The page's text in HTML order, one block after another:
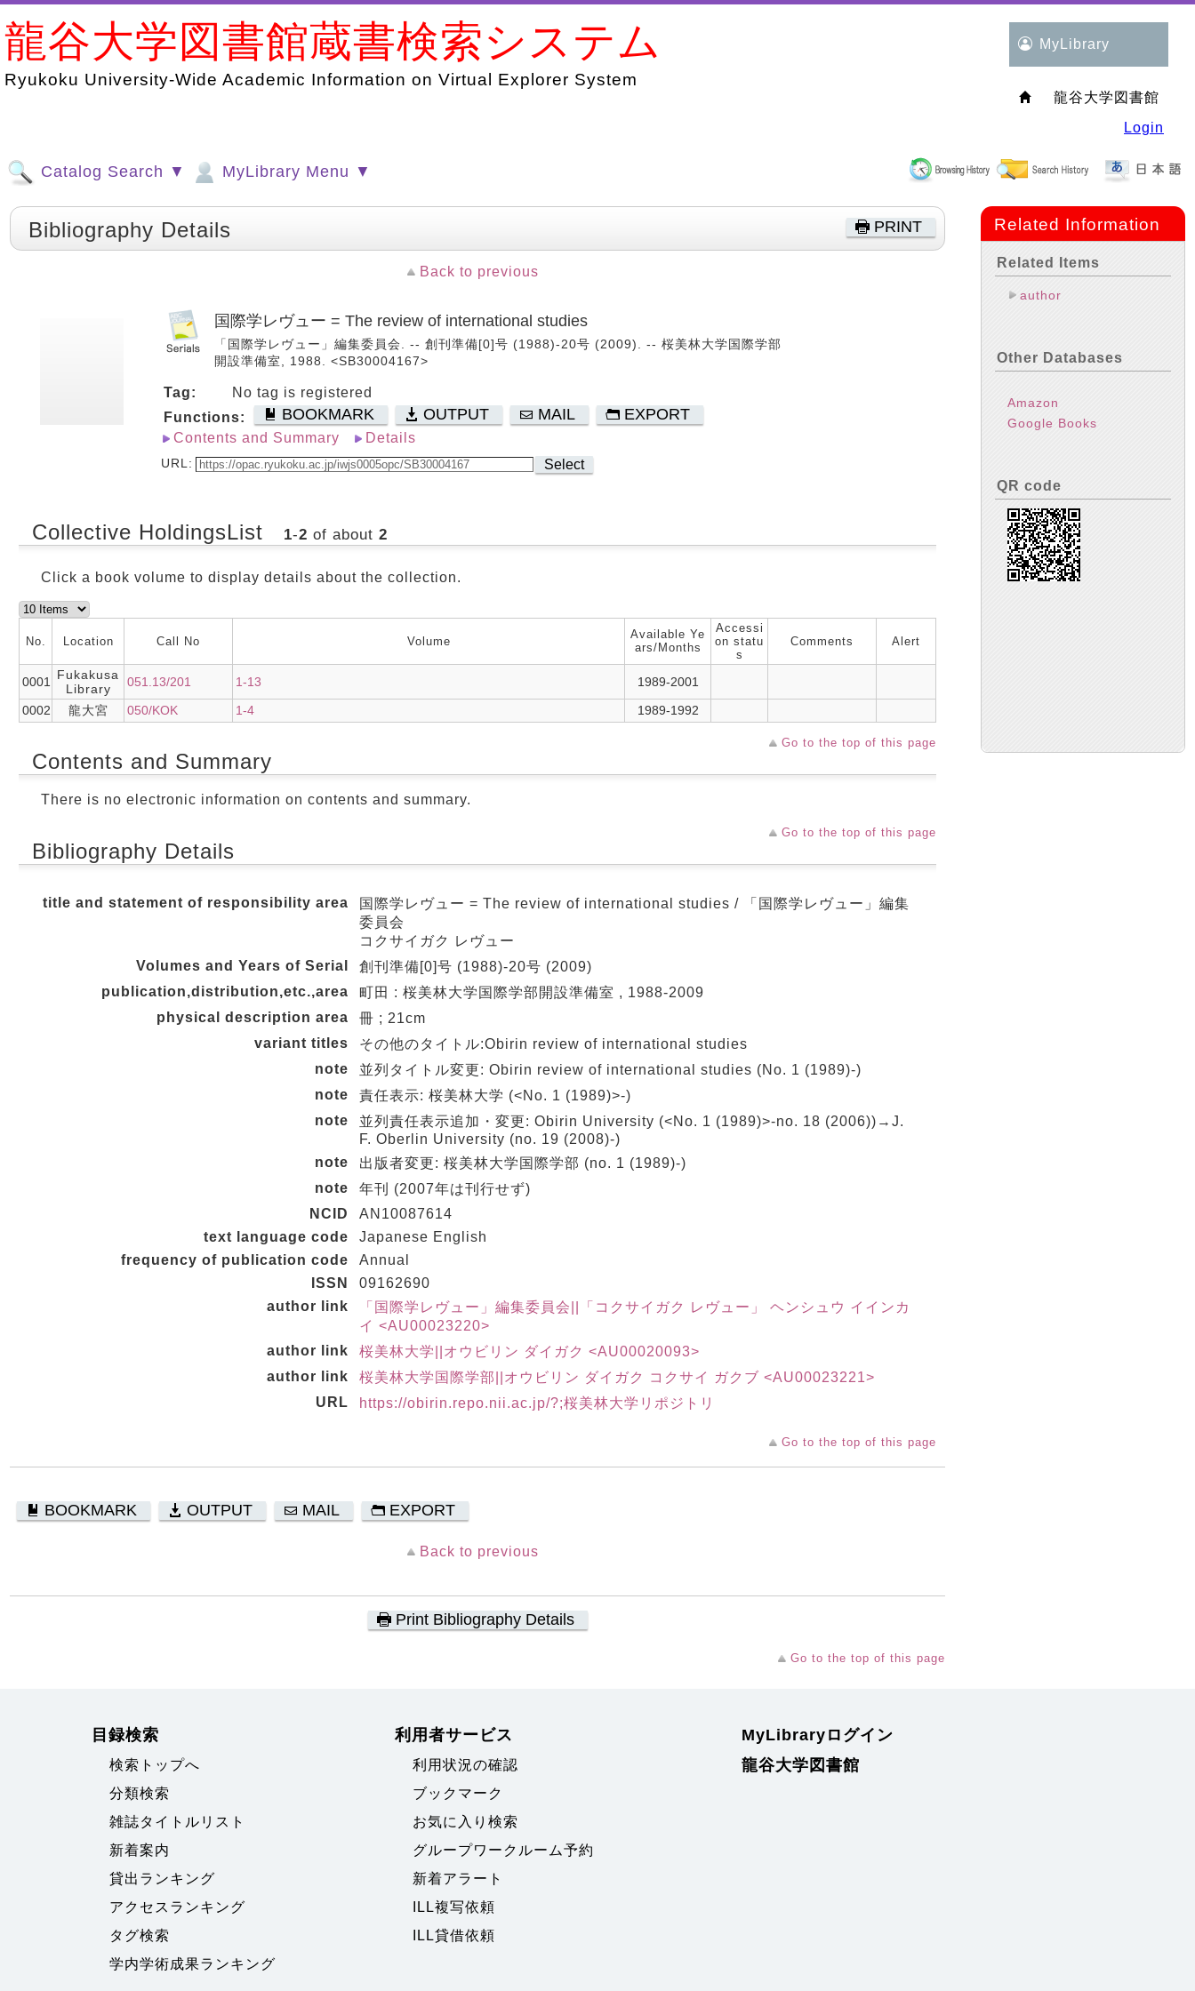
龍谷大学図書館蔵書検索システム
Ryukoku University-Wide Academic Information on Virtual Explorer System
MyLibrary
龍谷大学図書館
Login
Catalog Search ▼ MyLibrary Menu ▼
PRINT
Bibliography Details
Back to previous
国際学レヴュー = The review of international studies
「国際学レヴュー」編集委員会. -- 創刊準備[0]号 (1988)-20号 (2009). -- 桜美林大学国際学部
開設準備室, 1988. <SB30004167>
Tag:
No tag is registered
Functions:
BOOKMARK OUTPUT MAIL EXPORT
Contents and Summary Details
URL: Select
Collective HoldingsList 1-2 of about 2
Click a book volume to display details about the collection.
No. Location Call No Volume
Available Ye
ars/Months
Accessi
on statu
s
Comments Alert
0001
Fukakusa
Library
051.13/201 1-13
1989-2001
0002
龍大宮 050/KOK 1-4 1989-1992
Go to the top of this page
Contents and Summary
There is no electronic information on contents and summary.
Go to the top of this page
Bibliography Details
title and statement of responsibility area
国際学レヴュー = The review of international studies / 「国際学レヴュー」編集
委員会
コクサイガク レヴュー
Volumes and Years of Serial
創刊準備[0]号 (1988)-20号 (2009)
publication,distribution,etc.,area
町田 : 桜美林大学国際学部開設準備室 , 1988-2009
physical description area
冊 ; 21cm
variant titles
その他のタイトル:Obirin review of international studies
note
並列タイトル変更: Obirin review of international studies (No. 1 (1989)-)
note
責任表示: 桜美林大学 (<No. 1 (1989)>-)
note
並列責任表示追加・変更: Obirin University (<No. 1 (1989)>-no. 18 (2006))→J.
F. Oberlin University (no. 19 (2008)-)
note
出版者変更: 桜美林大学国際学部 (no. 1 (1989)-)
note
年刊 (2007年は刊行せず)
NCID
AN10087614
text language code
Japanese English
frequency of publication code
Annual
ISSN
09162690
author link
「国際学レヴュー」編集委員会||「コクサイガク レヴュー」 ヘンシュウ イインカ
イ <AU00023220>
author link
桜美林大学||オウビリン ダイガク <AU00020093>
author link
桜美林大学国際学部||オウビリン ダイガク コクサイ ガクブ <AU00023221>
URL
https://obirin.repo.nii.ac.jp/?;桜美林大学リポジトリ
Go to the top of this page
BOOKMARK OUTPUT MAIL EXPORT
Back to previous
Print Bibliography Details
Go to the top of this page
Related Information
Related Items
author
Other Databases
Amazon
Google Books
QR code
目録検索
検索トップへ
分類検索
雑誌タイトルリスト
新着案内
貸出ランキング
アクセスランキング
タグ検索
学内学術成果ランキング
利用者サービス
利用状況の確認
ブックマーク
お気に入り検索
グループワークルーム予約
新着アラート
ILL複写依頼
ILL貸借依頼
MyLibraryログイン
龍谷大学図書館